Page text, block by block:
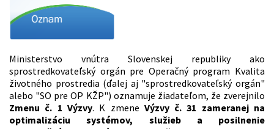
Ministerstvo vnútra Slovenskej republiky ako
sprostredkovateľský orgán pre Operačný program Kvalita
životného prostredia (ďalej aj "sprostredkovateľský orgán"
alebo "SO pre OP KŽP") oznamuje žiadateľom, že zverejnilo
Zmenu č. 1 Výzvy. K zmene Výzvy č. 31 zameranej na
optimalizáciu systémov, služieb a posilnenie